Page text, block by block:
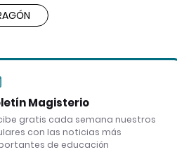
Magisterio
gratis cada semana nuestros
con las noticias más
de educación